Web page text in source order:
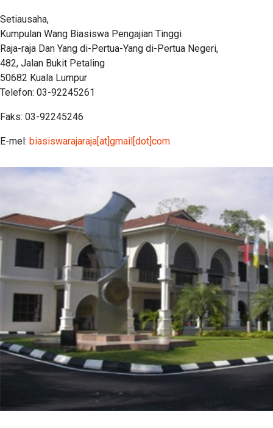
Setiausaha,
Kumpulan Wang Biasiswa Pengajian Tinggi
Raja-raja Dan Yang di-Pertua-Yang di-Pertua Negeri,
482, Jalan Bukit Petaling
50682 Kuala Lumpur
Telefon: 03-92245261
Faks: 03-92245246
E-mel: biasiswarajaraja[at]gmail[dot]com